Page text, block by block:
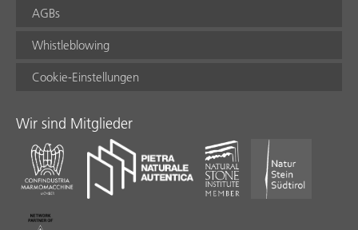
AGBs
Whistleblowing
Cookie-Einstellungen
Wir sind Mitglieder